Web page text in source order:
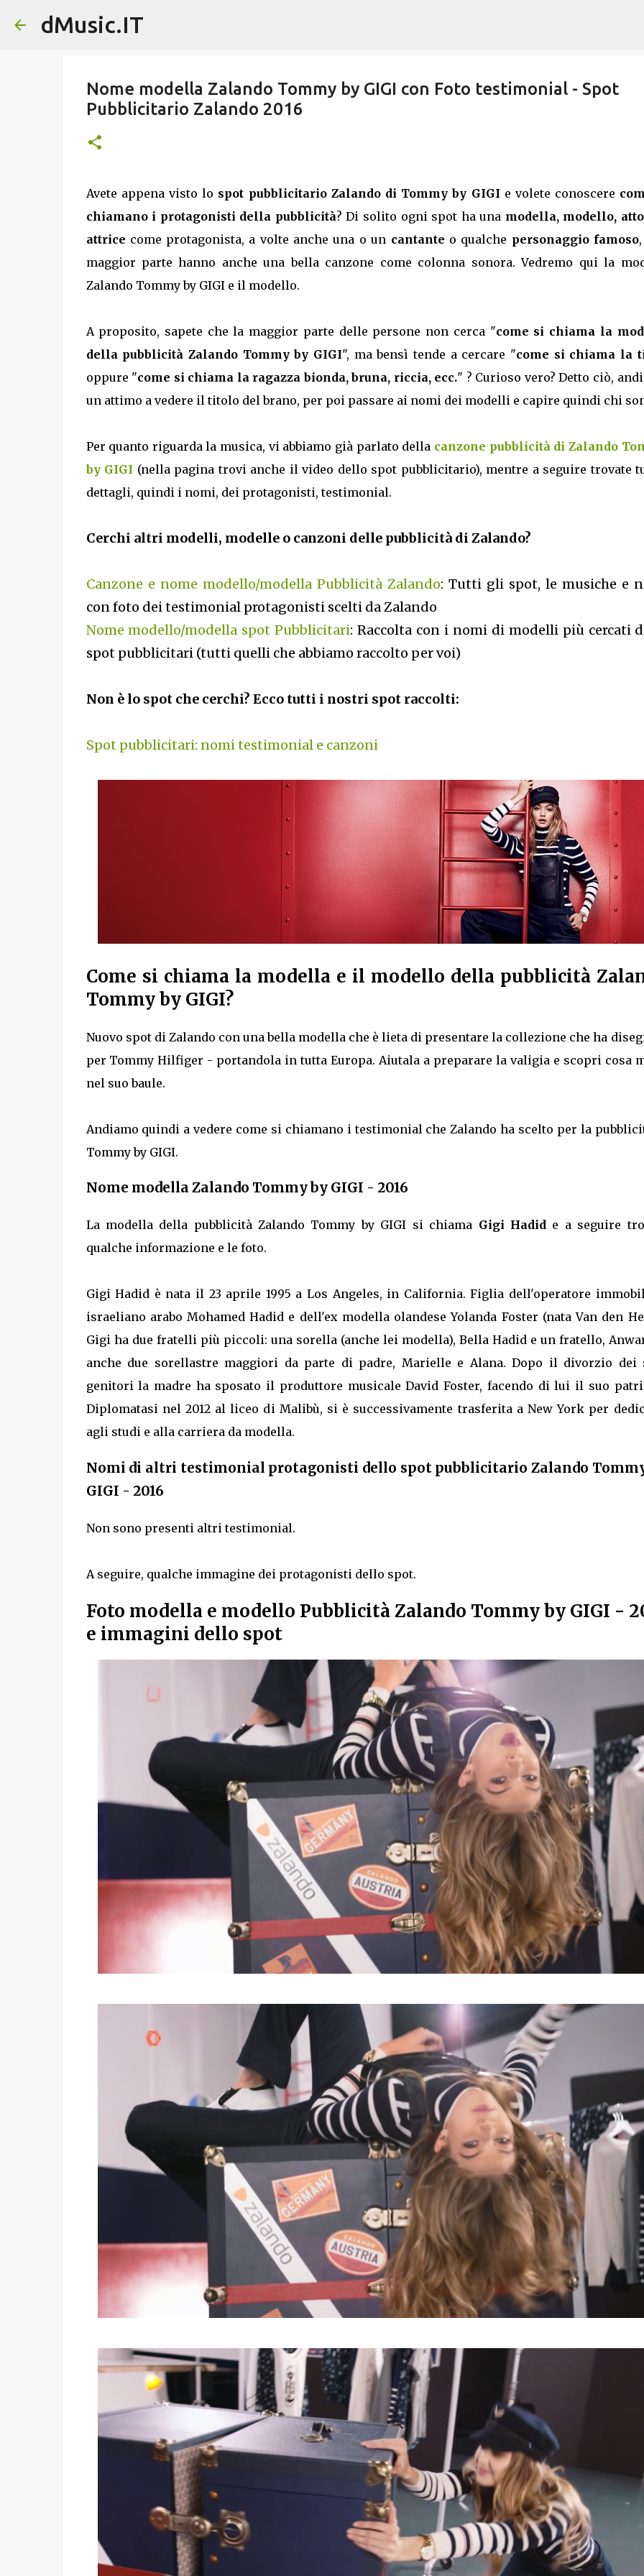
dMusic.IT
Nome modella Zalando Tommy by GIGI con Foto testimonial - Spot
Pubblicitario Zalando 2016
Avete appena visto lo spot pubblicitario Zalando di Tommy by GIGI e volete conoscere
chiamano i protagonisti della pubblicità? Di solito ogni spot ha una modella, modello,
attrice come protagonista, a volte anche una o un cantante o qualche personaggio famoso
maggior parte hanno anche una bella canzone come colonna sonora. Vedremo qui la
Zalando Tommy by GIGI e il modello.
A proposito, sapete che la maggior parte delle persone non cerca "come si chiama la
della pubblicità Zalando Tommy by GIGI", ma bensì tende a cercare "come si chiama la
oppure "come si chiama la ragazza bionda, bruna, riccia, ecc." ? Curioso vero? Detto ciò,
un attimo a vedere il titolo del brano, per poi passare ai nomi dei modelli e capire quindi chi
Per quanto riguarda la musica, vi abbiamo già parlato della canzone pubblicità di Zalando
by GIGI (nella pagina trovi anche il video dello spot pubblicitario), mentre a seguire trovate
dettagli, quindi i nomi, dei protagonisti, testimonial.
Cerchi altri modelli, modelle o canzoni delle pubblicità di Zalando?
Canzone e nome modello/modella Pubblicità Zalando: Tutti gli spot, le musiche e
con foto dei testimonial protagonisti scelti da Zalando
Nome modello/modella spot Pubblicitari: Raccolta con i nomi di modelli più cercati
spot pubblicitari (tutti quelli che abbiamo raccolto per voi)
Non è lo spot che cerchi? Ecco tutti i nostri spot raccolti:
Spot pubblicitari: nomi testimonial e canzoni
Come si chiama la modella e il modello della pubblicità
Tommy by GIGI?
Nuovo spot di Zalando con una bella modella che è lieta di presentare la collezione che ha
per Tommy Hilfiger - portandola in tutta Europa. Aiutala a preparare la valigia e scopri cosa
nel suo baule.
Andiamo quindi a vedere come si chiamano i testimonial che Zalando ha scelto per la
Tommy by GIGI.
Nome modella Zalando Tommy by GIGI - 2016
La modella della pubblicità Zalando Tommy by GIGI si chiama Gigi Hadide a seguire
qualche informazione e le foto.
Gigi Hadid è nata il 23 aprile 1995 a Los Angeles, in California. Figlia dell'operatore
israeliano arabo Mohamed Hadid e dell'ex modella olandese Yolanda Foster (nata Van den
Gigi ha due fratelli più piccoli: una sorella (anche lei modella), Bella Hadid e un fratello,
anche due sorellastre maggiori da parte di padre, Marielle e Alana. Dopo il divorzio dei
genitori la madre ha sposato il produttore musicale David Foster, facendo di lui il suo
Diplomatasi nel 2012 al liceo di Malibù, si è successivamente trasferita a New York per
agli studi e alla carriera da modella.
Nomi di altri testimonial protagonisti dello spot pubblicitario Zalando
GIGI - 2016
Non sono presenti altri testimonial.
A seguire, qualche immagine dei protagonisti dello spot.
Foto modella e modello Pubblicità Zalando Tommy by GIGI -
e immagini dello spot